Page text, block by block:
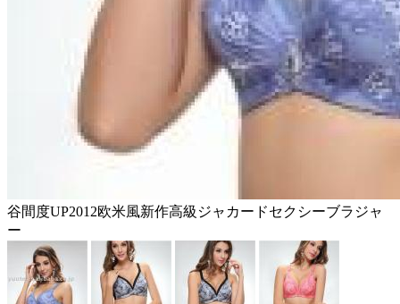
谷間度UP2012欧米風新作高級ジャカードセクシーブラジャ
ー